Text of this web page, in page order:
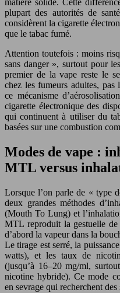
matière solide. Cette
plupart des autorités de
considèrent la cigarette
que le tabac fumé.
Attention toutefois : moins
sans danger », surtout pour
premier de la vape reste le
chez les fumeurs adultes,
ce mécanisme
cigarette électronique des
qui continuent à utiliser du
basées sur une combustion
Modes de vape :
MTL versus
Lorsque l’on parle de « type
deux grandes méthodes
(Mouth To Lung) et
MTL reproduit la gestuelle
d’abord la vapeur dans la
Le tirage est serré, la
watts), et les taux de
(jusqu’à 16–20 mg/ml,
nicotine hybride). Ce mode
en sevrage qui recherchent